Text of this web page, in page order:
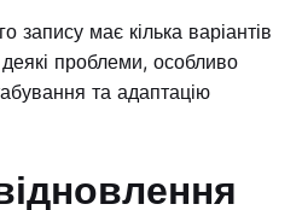
запису має кілька варіантів
проблеми, особливо
та адаптацію